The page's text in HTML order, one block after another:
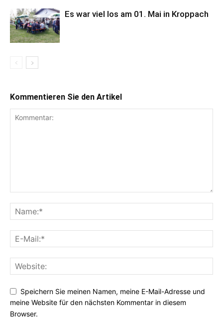
Es war viel los am 01. Mai in Kroppach
Kommentieren Sie den Artikel
Speichern Sie meinen Namen, meine E-Mail-Adresse und
meine Website für den nächsten Kommentar in diesem
Browser.